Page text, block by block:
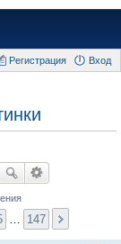
Вход
Регистрация
147